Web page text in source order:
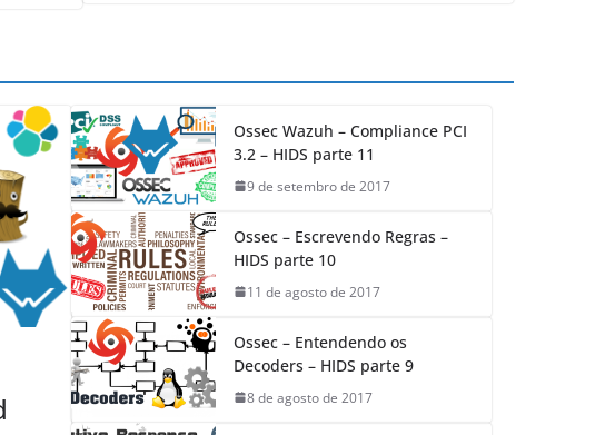
Ossec Wazuh – Compliance PCI
3.2 – HIDS parte 11
9 de setembro de 2017
Ossec – Escrevendo Regras –
HIDS parte 10
11 de agosto de 2017
Ossec – Entendendo os
Decoders – HIDS parte 9
8 de agosto de 2017